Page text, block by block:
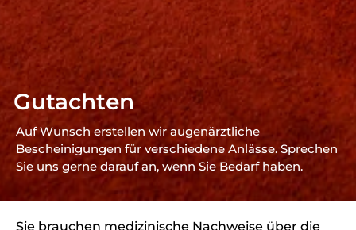
Gutachten
Auf Wunsch erstellen wir augenärztliche
Bescheinigungen für verschiedene Anlässe. Sprechen
Sie uns gerne darauf an, wenn Sie Bedarf haben.
Sie brauchen medizinische Nachweise über die